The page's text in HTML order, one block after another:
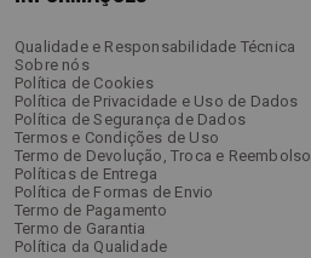
Qualidade e Responsabilidade Técnica
Sobre nós
Política de Cookies
Política de Privacidade e Uso de Dados
Política de Segurança de Dados
Termos e Condições de Uso
Termo de Devolução, Troca e Reembolso
Políticas de Entrega
Política de Formas de Envio
Termo de Pagamento
Termo de Garantia
Política da Qualidade